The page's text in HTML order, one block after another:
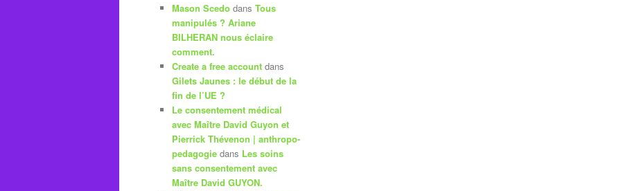
Mason Scedo dans Tous
manipulés ? Ariane
BILHERAN nous éclaire
comment.
Create a free account dans
Gilets Jaunes : le début de la
fin de l’UE ?
Le consentement médical
avec Maître David Guyon et
Pierrick Thévenon | anthropo-
pedagogie dans Les soins
sans consentement avec
Maître David GUYON.